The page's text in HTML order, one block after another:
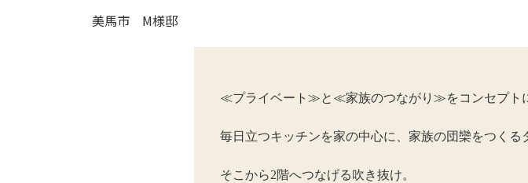
美馬市 M様邸
≪プライベート≫と≪家族のつながり≫をコンセプト
毎日立つキッチンを家の中心に、家族の団欒をつくる
そこから2階へつなげる吹き抜け。